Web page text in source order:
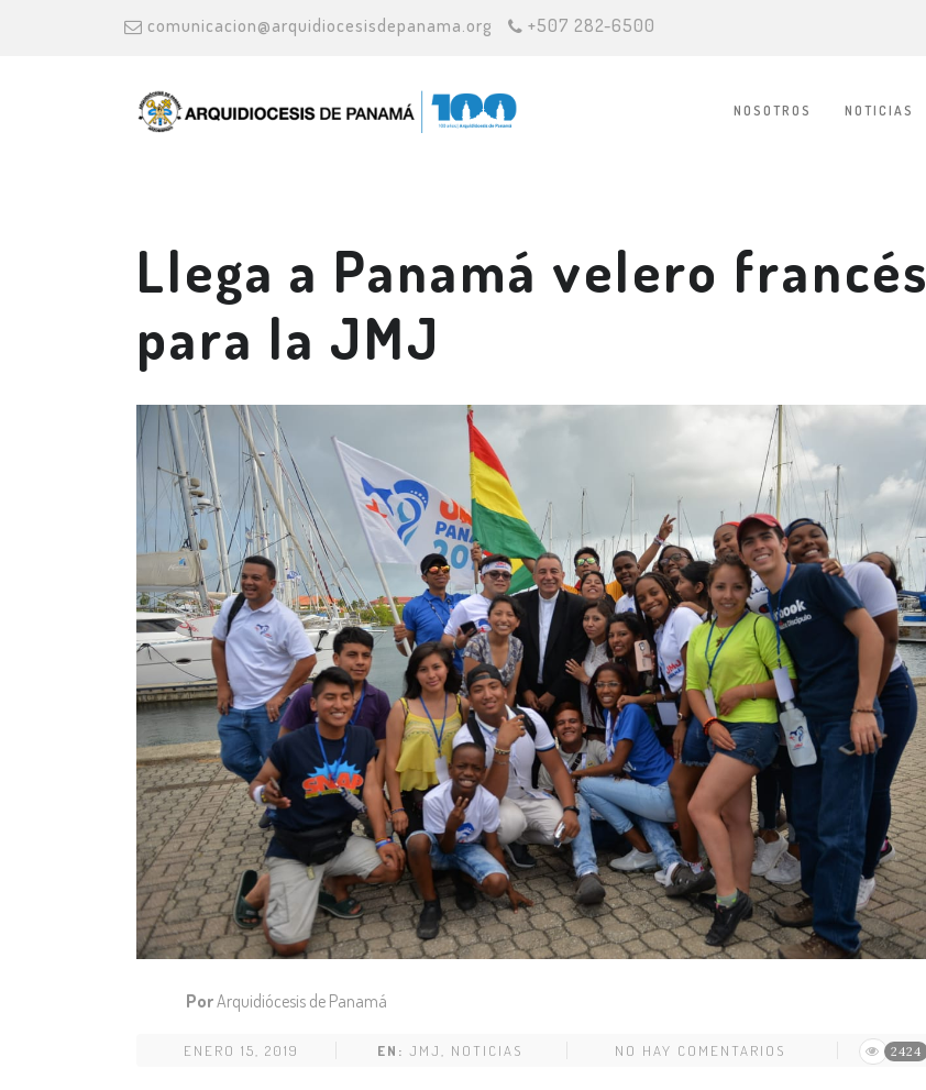
comunicacion@arquidiocesisdepanama.org +507 282-6500
NOSOTROS NOTICIAS
Llega a Panamá velero francés
para la JMJ
PorArquidiócesis de Panamá
ENERO 15, 2019 EN: JMJ, NOTICIAS NO HAY COMENTARIOS 2424